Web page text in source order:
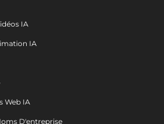
IA
IA
Web IA
D'entreprise